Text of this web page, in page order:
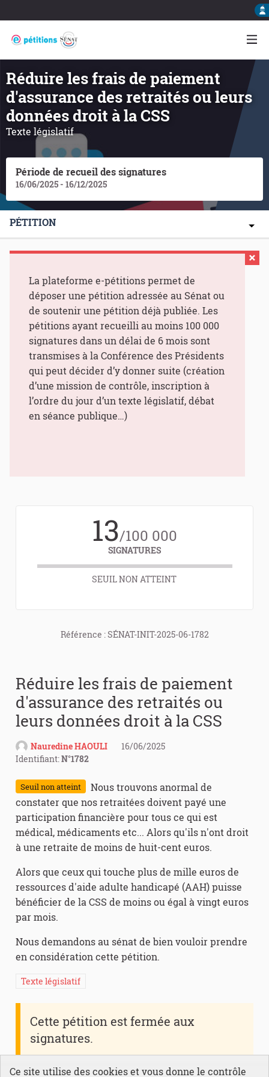
Réduire les frais de paiement
d'assurance des retraités ou leurs
données droit à la CSS
Texte législatif
Période de recueil des signatures
16/06/2025 - 16/12/2025
PÉTITION
La plateforme e-pétitions permet de
déposer une pétition adressée au Sénat ou
de soutenir une pétition déjà publiée. Les
pétitions ayant recueilli au moins 100 000
signatures dans un délai de 6 mois sont
transmises à la Conférence des Présidents
qui peut décider d’y donner suite (création
d’une mission de contrôle, inscription à
l’ordre du jour d’un texte législatif, débat
en séance publique…)
13/100 000
SIGNATURES
SEUIL NON ATTEINT
Référence : SÉNAT-INIT-2025-06-1782
Réduire les frais de paiement
d'assurance des retraités ou
leurs données droit à la CSS
Nauredine HAOULI
16/06/2025
Identifiant:N°1782
Seuil non atteint
Nous trouvons anormal de
constater que nos retraitées doivent payé une
participation financière pour tous ce qui est
médical, médicaments etc... Alors qu'ils n'ont droit
à une retraite de moins de huit-cent euros.
Alors que ceux qui touche plus de mille euros de
ressources d'aide adulte handicapé (AAH) puisse
bénéficier de la CSS de moins ou égal à vingt euros
par mois.
Nous demandons au sénat de bien vouloir prendre
en considération cette pétition.
Texte législatif
Cette pétition est fermée aux
signatures.
Ce site utilise des cookies et vous donne le contrôle